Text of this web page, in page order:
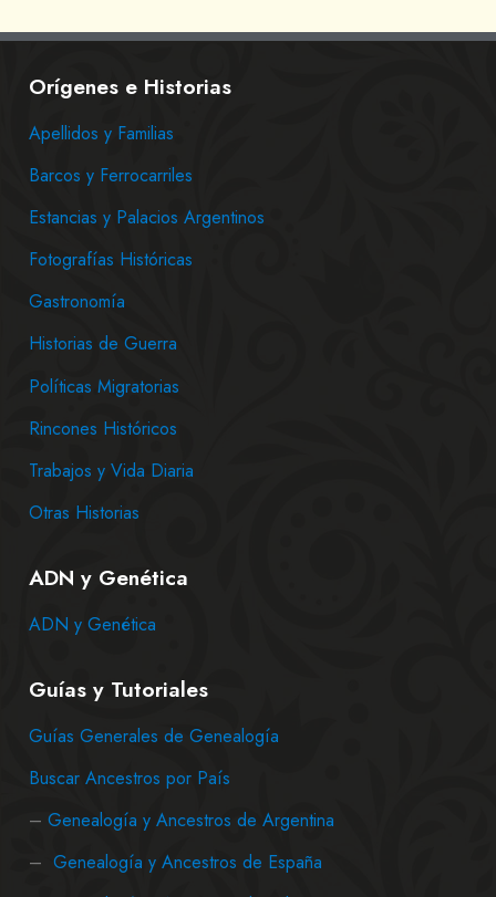
Orígenes e Historias
Apellidos y Familias
Barcos y Ferrocarriles
Estancias y Palacios Argentinos
Fotografías Históricas
Gastronomía
Historias de Guerra
Políticas Migratorias
Rincones Históricos
Trabajos y Vida Diaria
Otras Historias
ADN y Genética
ADN y Genética
Guías y Tutoriales
Guías Generales de Genealogía
Buscar Ancestros por País
– Genealogía y Ancestros de Argentina
– Genealogía y Ancestros de España